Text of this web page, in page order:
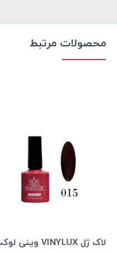
محصولات مرتبط
لاک ژل VINYLUX وینی لوکس